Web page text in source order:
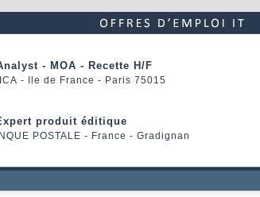
- MOA - Recette H/F
- Ile de France - Paris 75015
produit éditique
POSTALE - France - Gradignan